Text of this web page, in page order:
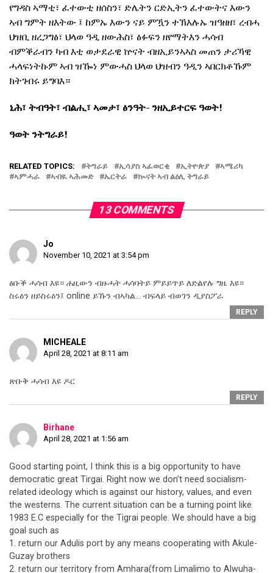
የግዳስ ኣማቲ፣ ፈተውቲ ዘሰስን፣ ድሌትን ርድኢትን ፈተውትና እውን
ኣብ ግምት ዘእትው ፤ ከምኡ እውን ናይ ምዃን ተኽእሉኡ ዝዓዘዘ፣ ረብሓ
ህዝቢ ዘረጋግፅ፣ ህላወ ዓዲ ዘውሕስ፣ ፅፉፍን ዘየማትእን ሓሳብ
ብምቕራብን ካብ እቲ ወታደራዊ ኵናት ብዘኢይንኣኣስ መጠን ታሪኻዊ
ሓላፍነትኩም ኣብ ዝዀነ ምውሓስ ህላወ ህዝብን ዓዲን ኣበርክቶኹም
ክትገብሩ ይግባእ።
ኒሕ፣ ትብዓት፣ ብልሒ፣ ኣመታ፣ ፅንዓት- ንዘኢይተርፍ ዓወት!
ዓወት ንትግራይ!
RELATED TOPICS: ትግራይ ኢሳያስ ኣፈወርቂ ኢትዮጵያ
ኣሜሪካ
ኣምሓራ
ኣብዪ ኣሕመድ ኤርትራ ኲናት ኣብ ልዕሊ ትግራይ
13 COMMENTS
Jo
November 10, 2021 at 3:54 pm
ፅቡቕ ሓሳብ እዩ። ሐዚውን ብዙሓት ሓሳባትይ ምይይጥይ ለድልየሉ ግዜ እዩ።
ስሩዕን ዘይስሩዕን፤ online ይኹን ብኣካል… ብፍላይ ብወገን ዲያስፖራ
REPLY
MICHEALE
April 28, 2021 at 8:11 am
ጽቡቅ ሓሳብ እዩ ዶር
REPLY
Birhane
April 28, 2021 at 1:56 am
Good starting point, I think this is a big opportunity to have
democratic great Tirgai. Right now we don’t need socialism-
related ideology which is against our history, values, and even
the westerns. The current situation can be a turning point like
1983 E.C especially for the Tigrai people. We should have a big
goal such as
1. return our Adulis port by any means cooperating with Akule-
Guzay brothers
2. return our territory from Amhara(from Limalimo to Alwuha-